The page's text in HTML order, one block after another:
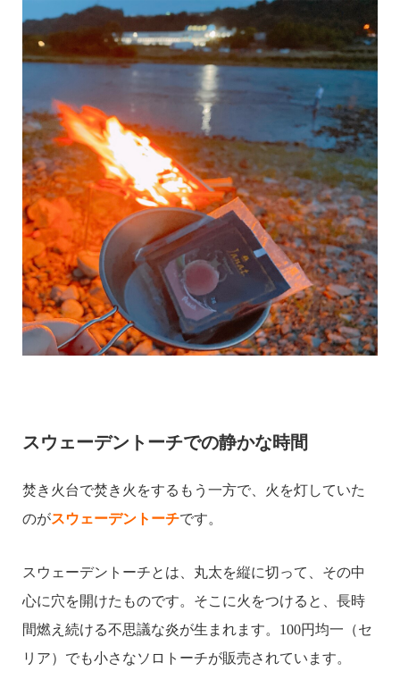
スウェーデントーチでの静かな時間
焚き火台で焚き火をするもう一方で、火を灯していた
のがスウェーデントーチです。
スウェーデントーチとは、丸太を縦に切って、その中
心に穴を開けたものです。そこに火をつけると、長時
間燃え続ける不思議な炎が生まれます。 100円均一（セ
リア）でも小さなソロトーチが販売されています。